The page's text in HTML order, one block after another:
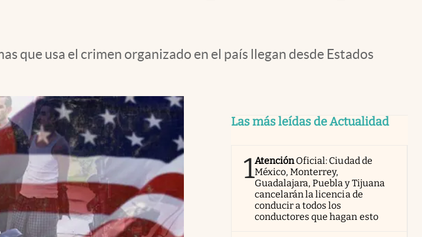
que usa el crimen organizado en el país llegan desde Estados
Las más leídas de Actualidad
1AtenciónOficial: Ciudad de
México, Monterrey,
Guadalajara, Puebla y Tijuana
cancelarán la licencia de
conducir a todos los
conductores que hagan esto